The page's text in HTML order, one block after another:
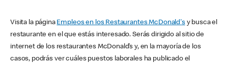
Visita la página Empleos en los Restaurantes McDonald'sy busca el
restaurante en el que estás interesado. Serás dirigido al sitio de
internet de los restaurantes McDonald’s y, en la mayoría de los
casos, podrás ver cuáles puestos laborales ha publicado el